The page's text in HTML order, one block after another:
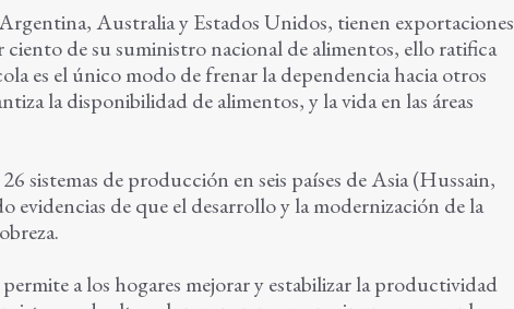
Australia y Estados Unidos, tienen exportaciones
ciento de su suministro nacional de alimentos, ello ratifica
es el único modo de frenar la dependencia hacia otros
la disponibilidad de alimentos, y la vida en las áreas
sistemas de producción en seis países de Asia (Hussain,
evidencias de que el desarrollo y la modernización de la
a los hogares mejorar y estabilizar la productividad